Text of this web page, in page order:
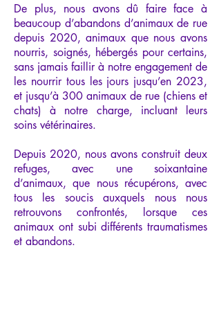
De plus, nous avons dû faire face à
beaucoup d’abandons d’animaux de rue
depuis 2020, animaux que nous avons
nourris, soignés, hébergés pour certains,
sans jamais faillir à notre engagement de
les nourrir tous les jours jusqu’en 2023,
et jusqu’à 300 animaux de rue (chiens et
chats) à notre charge, incluant leurs
soins vétérinaires.
Depuis 2020, nous avons construit deux
refuges, avec une soixantaine
d’animaux, que nous récupérons, avec
tous les soucis auxquels nous nous
retrouvons confrontés, lorsque ces
animaux ont subi différents traumatismes
et abandons.